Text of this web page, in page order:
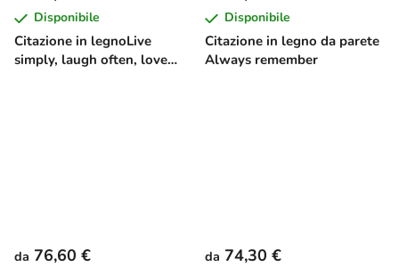
Citazione in legnoLive
simply, laugh often, love
Disponibile
Citazione in legno da parete
Always remember
Disponibile
da 76,60 € da 74,30 €